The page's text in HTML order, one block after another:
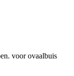
voor ovaalbuis